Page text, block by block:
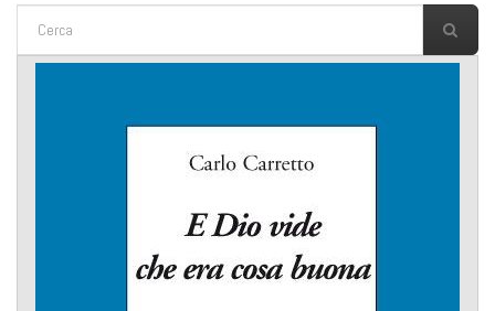
FORM DI RICERCA